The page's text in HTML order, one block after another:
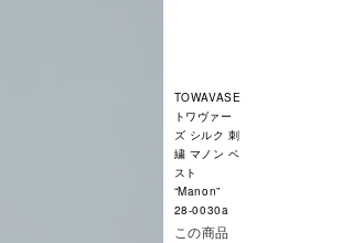
TOWAVASE
トワヴァー
ズ シルク 刺
繍 マノン ベ
スト
“Manon”
28-0030a
この商品